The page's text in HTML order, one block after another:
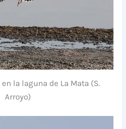
la laguna de La Mata (S.
Arroyo)